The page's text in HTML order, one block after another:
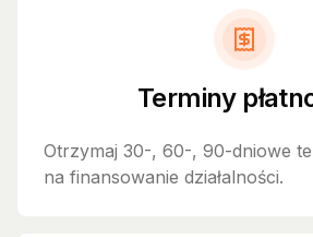
Terminy
Otrzymaj 30-, 60-, 90-dniowe
na finansowanie działalności.